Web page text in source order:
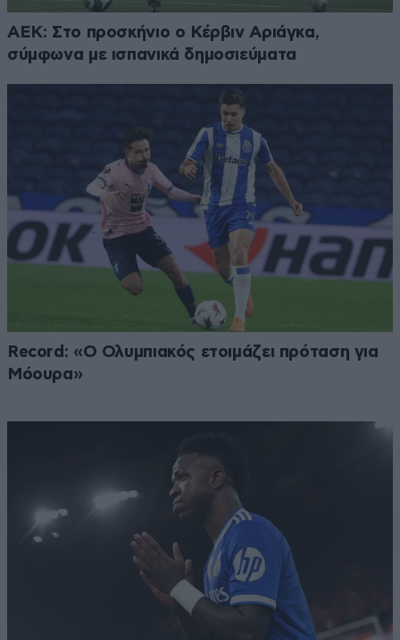
ΑΕΚ: Στο προσκήνιο ο Κέρβιν Αριάγκα,
σύμφωνα με ισπανικά δημοσιεύματα
Record: «Ο Ολυμπιακός ετοιμάζει πρόταση για
Μόουρα»